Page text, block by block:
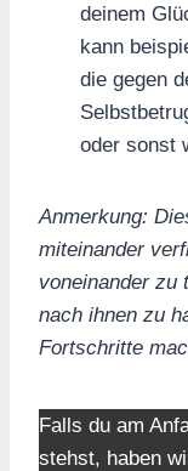
deinem
kann
die gegen
oder sonst
Anmerkung:
miteinander
voneinander zu
nach ihnen zu
Fortschritte
Falls du am
stehst, haben